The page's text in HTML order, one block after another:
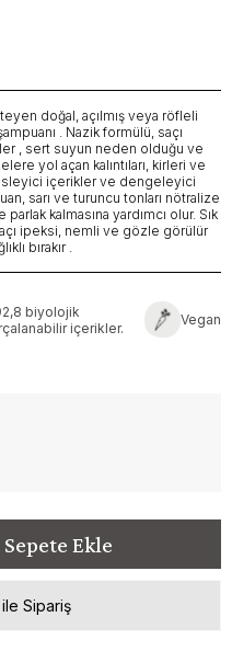
doğal, açılmış veya röfleli
. Nazik formülü, saçı
, sert suyun neden olduğu ve
yol açan kalıntıları, kirleri ve
içerikler ve dengeleyici
sarı ve turuncu tonları nötralize
kalmasına yardımcı olur. Sık
ipeksi, nemli ve gözle görülür
bırakır .
biyolojik
içerikler.
Vegan
Sipariş